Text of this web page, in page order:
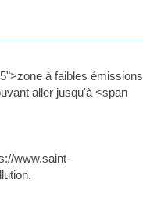
à faibles émissions
aller jusqu'à <span
www.saint-